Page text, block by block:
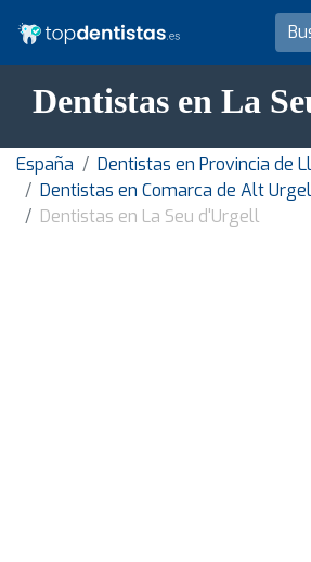
Dentistas en La
España
Dentistas en Provincia de
Dentistas en Comarca de Alt
Dentistas en La Seu d'Urgell